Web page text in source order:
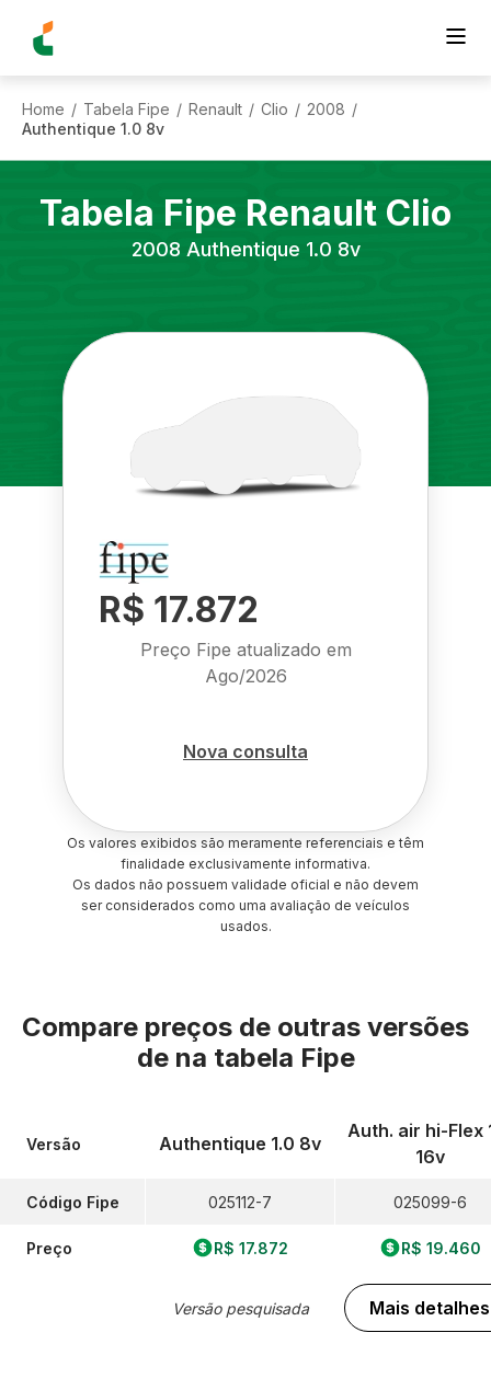
Home / Tabela Fipe / Renault / Clio / 2008 /
Authentique 1.0 8v
Tabela Fipe Renault Clio
2008 Authentique 1.0 8v
R$ 17.872
Preço Fipe atualizado em
Ago/2026
Nova consulta
Os valores exibidos são meramente referenciais e têm
finalidade exclusivamente informativa.
Os dados não possuem validade oficial e não devem
ser considerados como uma avaliação de veículos
usados.
Compare preços de outras versões
de na tabela Fipe
Versão
Código Fipe
Preço
Authentique 1.0 8v
025112-7
R$ 17.872
Versão pesquisada
Auth. air hi-Flex
16v
025099-6
R$ 19.460
Mais detalhes